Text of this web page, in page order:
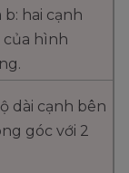
b: hai cạnh
của hình
dài cạnh bên
góc với 2